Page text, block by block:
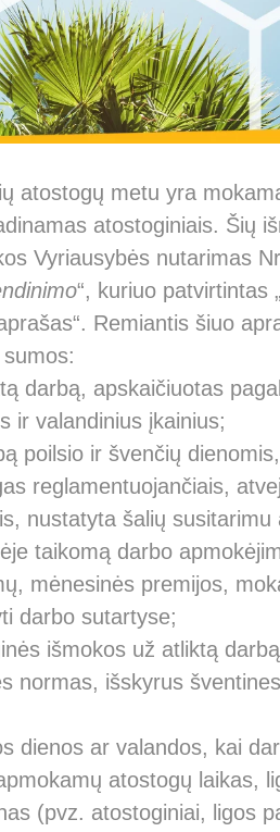
atostogų metu yra
atostoginiais. Šių
Vyriausybės nutarimas
“, kuriuo patvirtintas
Remiantis šiuo
darbą, apskaičiuotas
ir valandinius įkainius;
poilsio ir švenčių
reglamentuojančiais,
nustatyta šalių susitarimu
taikomą darbo
mėnesinės premijos,
darbo sutartyse;
išmokos už atliktą
normas, išskyrus
dienos ar valandos, kai
atostogų laikas,
(pvz. atostoginiai, ligos